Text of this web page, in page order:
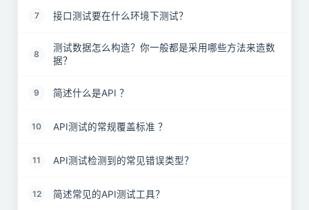
7 接口测试要在什么环境下测试？
8
测试数据怎么构造？你一般都是采用哪些方法来造数
据？
9 简述什么是API ？
10 API测试的常规覆盖标准 ？
11 API测试检测到的常见错误类型？
12 简述常见的API测试工具？